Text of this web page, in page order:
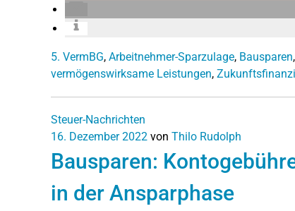
5. VermBG, Arbeitnehmer-Sparzulage, Bausparen,
vermögenswirksame Leistungen,
Steuer-Nachrichten
16. Dezember 2022 von Thilo Rudolph
Bausparen:
in der Ansparphase